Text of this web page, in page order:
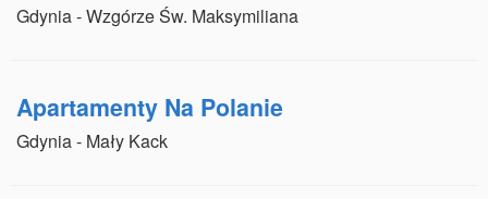
Gdynia - Wzgórze Św. Maksymiliana
Apartamenty Na Polanie
Gdynia - Mały Kack